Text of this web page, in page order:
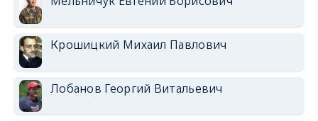
Крошицкий Михаил Павлович
Лобанов Георгий Витальевич